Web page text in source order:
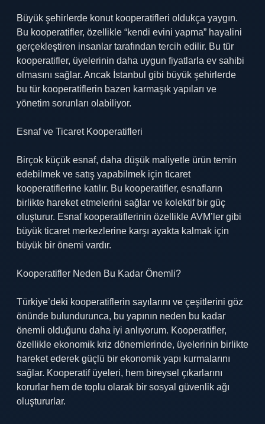
Büyük şehirlerde konut kooperatifleri oldukça yaygın.
Bu kooperatifler, özellikle “kendi evini yapma” hayalini
gerçekleştiren insanlar tarafından tercih edilir. Bu tür
kooperatifler, üyelerinin daha uygun fiyatlarla ev sahibi
olmasını sağlar. Ancak İstanbul gibi büyük şehirlerde
bu tür kooperatiflerin bazen karmaşık yapıları ve
yönetim sorunları olabiliyor.
Esnaf ve Ticaret Kooperatifleri
Birçok küçük esnaf, daha düşük maliyetle ürün temin
edebilmek ve satış yapabilmek için ticaret
kooperatiflerine katılır. Bu kooperatifler, esnafların
birlikte hareket etmelerini sağlar ve kolektif bir güç
oluşturur. Esnaf kooperatiflerinin özellikle AVM’ler gibi
büyük ticaret merkezlerine karşı ayakta kalmak için
büyük bir önemi vardır.
Kooperatifler Neden Bu Kadar Önemli?
Türkiye’deki kooperatiflerin sayılarını ve çeşitlerini göz
önünde bulundurunca, bu yapının neden bu kadar
önemli olduğunu daha iyi anlıyorum. Kooperatifler,
özellikle ekonomik kriz dönemlerinde, üyelerinin birlikte
hareket ederek güçlü bir ekonomik yapı kurmalarını
sağlar. Kooperatif üyeleri, hem bireysel çıkarlarını
korurlar hem de toplu olarak bir sosyal güvenlik ağı
oluştururlar.